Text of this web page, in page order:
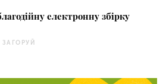
електронну збірку
ЗАГОРУЙ